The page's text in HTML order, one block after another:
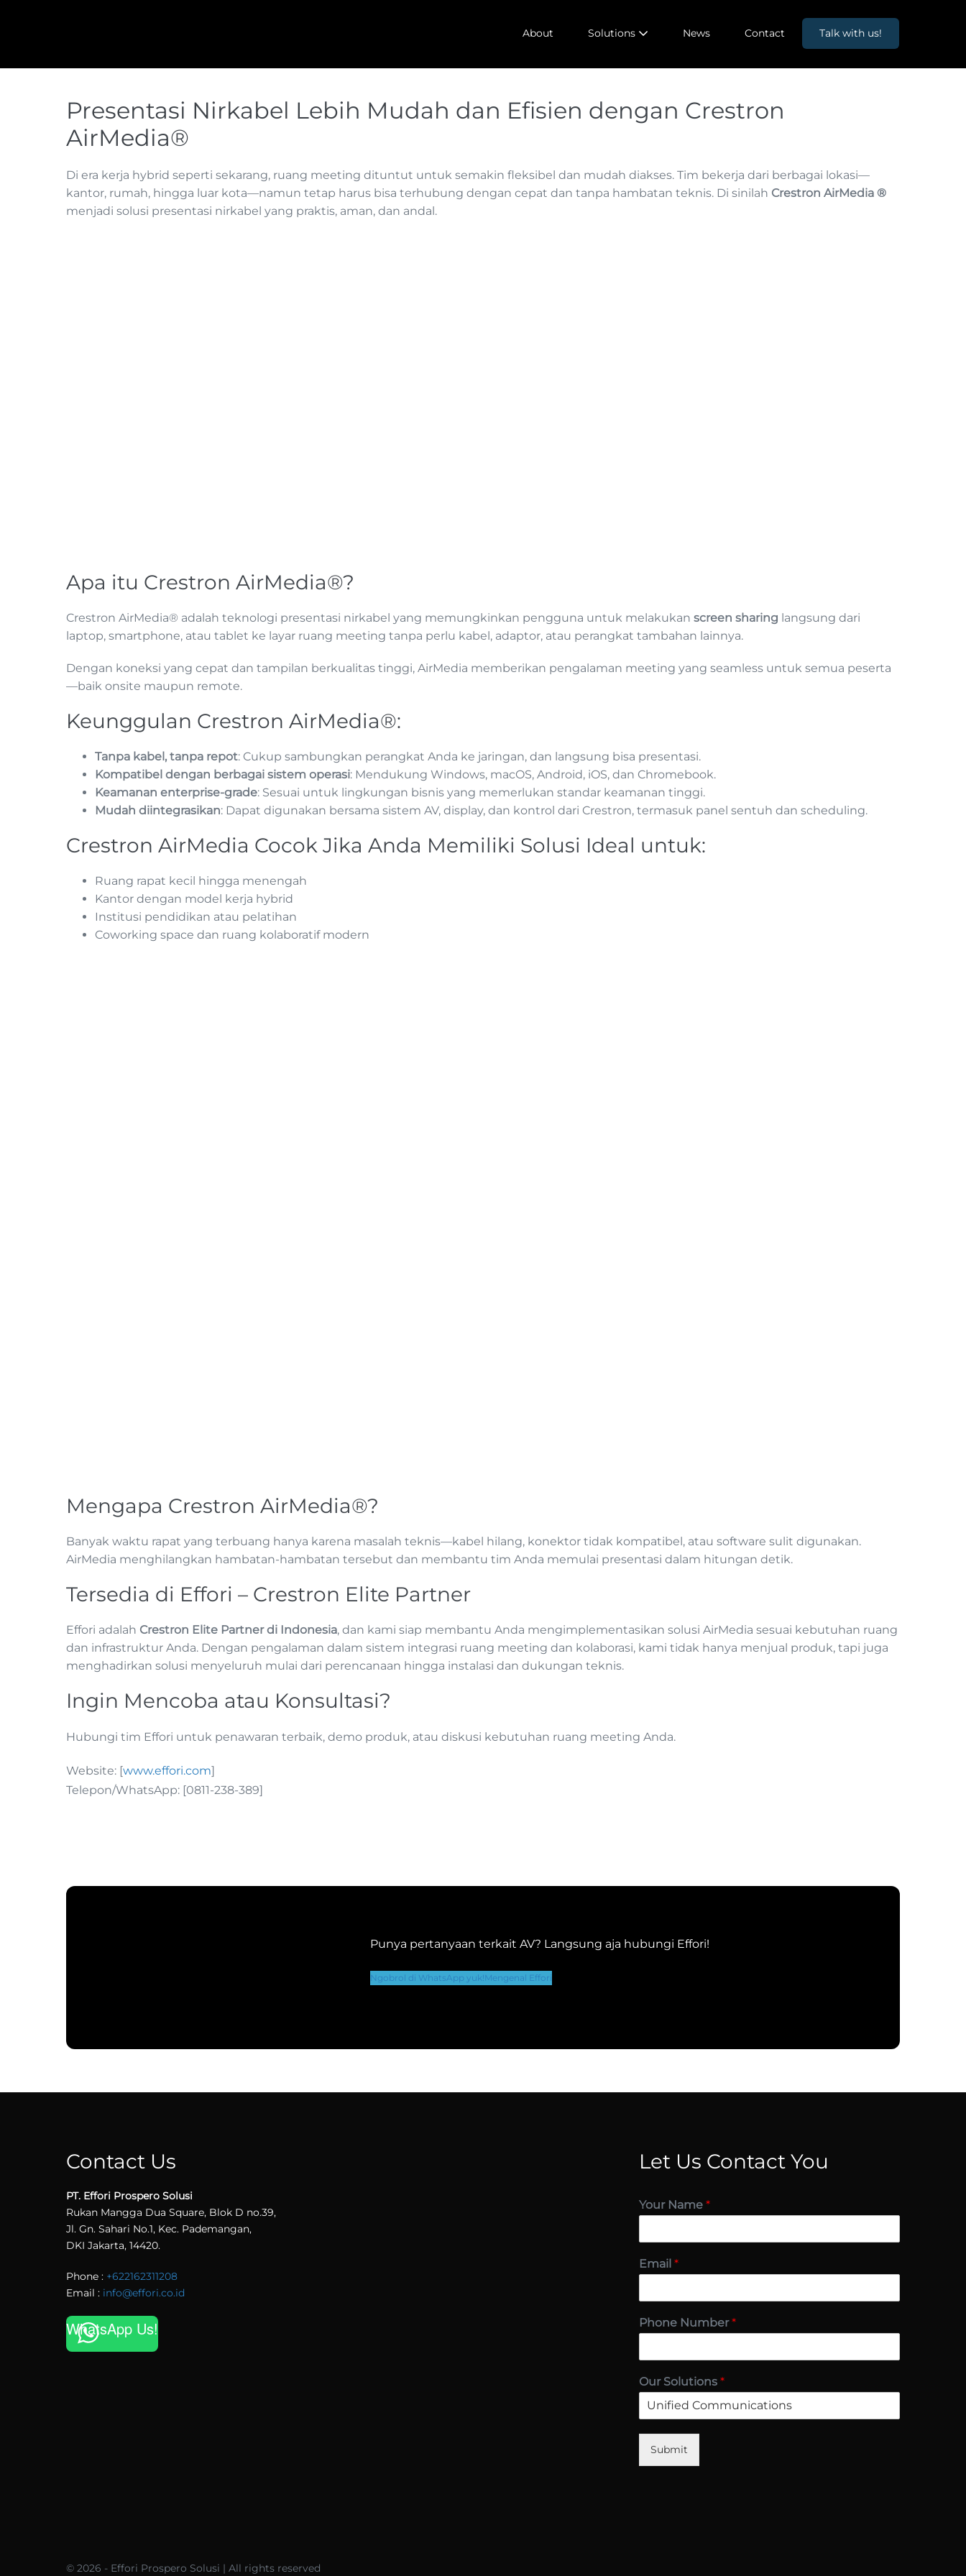
About Solutions News Contact Talk with us!
Presentasi Nirkabel Lebih Mudah dan Efisien dengan Crestron
AirMedia®
Di era kerja hybrid seperti sekarang, ruang meeting dituntut untuk semakin fleksibel dan mudah diakses. Tim bekerja dari berbagai lokasi—
kantor, rumah, hingga luar kota—namun tetap harus bisa terhubung dengan cepat dan tanpa hambatan teknis. Di sinilah Crestron AirMedia ®
menjadi solusi presentasi nirkabel yang praktis, aman, dan andal.
Apa itu Crestron AirMedia®?
Crestron AirMedia® adalah teknologi presentasi nirkabel yang memungkinkan pengguna untuk melakukan screen sharing langsung dari
laptop, smartphone, atau tablet ke layar ruang meeting tanpa perlu kabel, adaptor, atau perangkat tambahan lainnya.
Dengan koneksi yang cepat dan tampilan berkualitas tinggi, AirMedia memberikan pengalaman meeting yang seamless untuk semua peserta
—baik onsite maupun remote.
Keunggulan Crestron AirMedia®:
Tanpa kabel, tanpa repot: Cukup sambungkan perangkat Anda ke jaringan, dan langsung bisa presentasi.
Kompatibel dengan berbagai sistem operasi: Mendukung Windows, macOS, Android, iOS, dan Chromebook.
Keamanan enterprise-grade: Sesuai untuk lingkungan bisnis yang memerlukan standar keamanan tinggi.
Mudah diintegrasikan: Dapat digunakan bersama sistem AV, display, dan kontrol dari Crestron, termasuk panel sentuh dan scheduling.
Crestron AirMedia Cocok Jika Anda Memiliki Solusi Ideal untuk:
Ruang rapat kecil hingga menengah
Kantor dengan model kerja hybrid
Institusi pendidikan atau pelatihan
Coworking space dan ruang kolaboratif modern
Mengapa Crestron AirMedia®?
Banyak waktu rapat yang terbuang hanya karena masalah teknis—kabel hilang, konektor tidak kompatibel, atau software sulit digunakan.
AirMedia menghilangkan hambatan-hambatan tersebut dan membantu tim Anda memulai presentasi dalam hitungan detik.
Tersedia di Effori – Crestron Elite Partner
Effori adalah Crestron Elite Partner di Indonesia, dan kami siap membantu Anda mengimplementasikan solusi AirMedia sesuai kebutuhan ruang
dan infrastruktur Anda. Dengan pengalaman dalam sistem integrasi ruang meeting dan kolaborasi, kami tidak hanya menjual produk, tapi juga
menghadirkan solusi menyeluruh mulai dari perencanaan hingga instalasi dan dukungan teknis.
Ingin Mencoba atau Konsultasi?
Hubungi tim Effori untuk penawaran terbaik, demo produk, atau diskusi kebutuhan ruang meeting Anda.
Website: [www.effori.com]
Telepon/WhatsApp: [0811-238-389]
Punya pertanyaan terkait AV? Langsung aja hubungi Effori!
Ngobrol di WhatsApp yuk!Mengenal Effori
Contact Us
PT. Effori Prospero Solusi
Rukan Mangga Dua Square, Blok D no.39,
Jl. Gn. Sahari No.1, Kec. Pademangan,
DKI Jakarta, 14420.
Phone : +622162311208
Email : info@effori.co.id
WhatsApp Us!
Let Us Contact You
Your Name *
Email *
Phone Number*
Our Solutions *
Submit
© 2026 - Effori Prospero Solusi | All rights reserved